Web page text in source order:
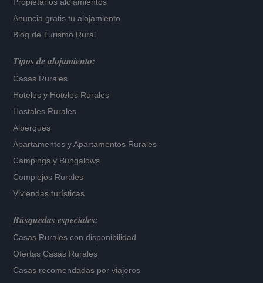
Anuncia gratis tu alojamiento
Blog de Turismo Rural
Tipos de alojamiento:
Casas Rurales
Hoteles y Hoteles Rurales
Hostales Rurales
Albergues
Apartamentos yApartamentos Rurales
Campings y Bungalows
Complejos Rurales
Viviendas turísticas
Búsquedas especiales:
Casas Rurales con disponibilidad
Ofertas Casas Rurales
Casas recomendadas por viajeros